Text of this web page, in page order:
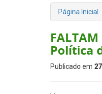
Página Inicial
Política
Publicado em